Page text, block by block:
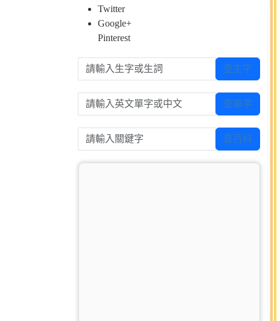
Twitter
Google+
Pinterest
請輸入生字或生詞 查生字
請輸入英文單字或中文 查單字
請輸入關鍵字 查百科